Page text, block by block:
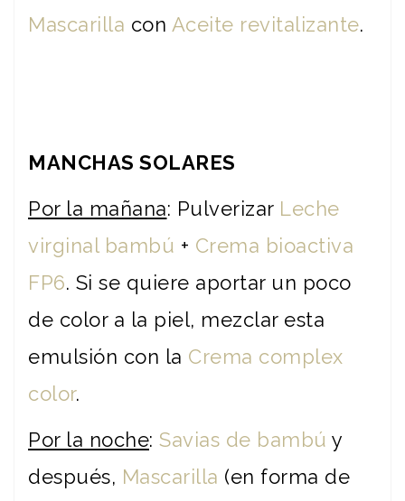
Mascarilla con Aceite revitalizante.
MANCHAS SOLARES
Por la mañana: Pulverizar Leche
virginal bambú + Crema bioactiva
FP6. Si se quiere aportar un poco
de color a la piel, mezclar esta
emulsión con la Crema complex
color.
Por la noche: Savias de bambú y
después, Mascarilla (en forma de